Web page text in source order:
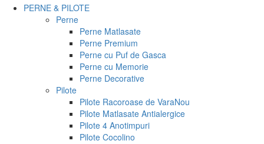
PERNE & PILOTE
Perne
Perne Matlasate
Perne Premium
Perne cu Puf de Gasca
Perne cu Memorie
Perne Decorative
Pilote
Pilote Racoroase de VaraNou
Pilote Matlasate Antialergice
Pilote 4 Anotimpuri
Pilote Cocolino